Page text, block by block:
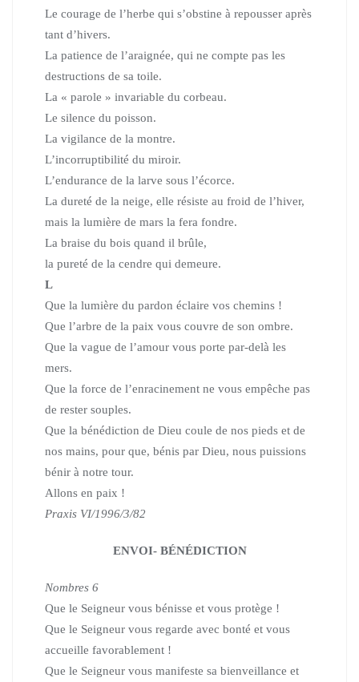
Le courage de l’herbe qui s’obstine à repousser après
tant d’hivers.
La patience de l’araignée, qui ne compte pas les
destructions de sa toile.
La « parole » invariable du corbeau.
Le silence du poisson.
La vigilance de la montre.
L’incorruptibilité du miroir.
L’endurance de la larve sous l’écorce.
La dureté de la neige, elle résiste au froid de l’hiver,
mais la lumière de mars la fera fondre.
La braise du bois quand il brûle,
la pureté de la cendre qui demeure.
L
Que la lumière du pardon éclaire vos chemins !
Que l’arbre de la paix vous couvre de son ombre.
Que la vague de l’amour vous porte par-delà les
mers.
Que la force de l’enracinement ne vous empêche pas
de rester souples.
Que la bénédiction de Dieu coule de nos pieds et de
nos mains, pour que, bénis par Dieu, nous puissions
bénir à notre tour.
Allons en paix !
Praxis VI/1996/3/82
ENVOI- BÉNÉDICTION
Nombres 6
Que le Seigneur vous bénisse et vous protège !
Que le Seigneur vous regarde avec bonté et vous
accueille favorablement !
Que le Seigneur vous manifeste sa bienveillance et